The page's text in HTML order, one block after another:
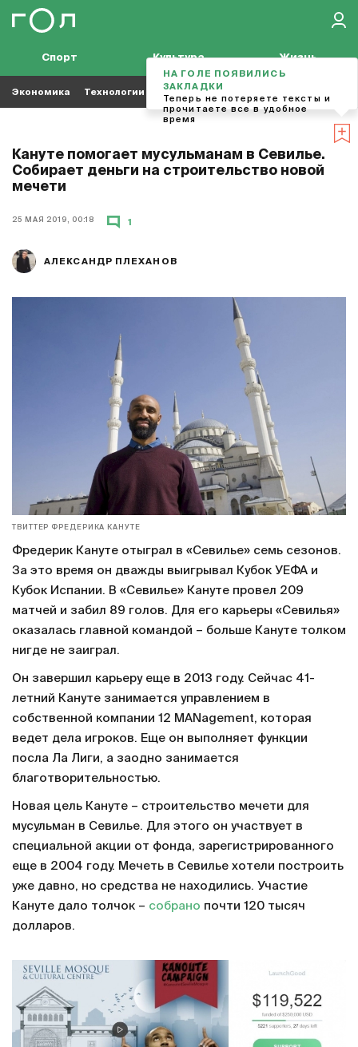
Спорт Культура Жизнь
Экономика Технологии Кино Футбол
Кануте помогает мусульманам в Севилье.
Собирает деньги на строительство новой
мечети
25 МАЯ 2019, 00:18
АЛЕКСАНДР ПЛЕХАНОВ
1
ТВИТТЕР ФРЕДЕРИКА КАНУТЕ
Фредерик Кануте отыграл в «Севилье» семь сезонов.
За это время он дважды выигрывал Кубок УЕФА и
Кубок Испании. В «Севилье» Кануте провел 209
матчей и забил 89 голов. Для его карьеры «Севилья»
оказалась главной командой – больше Кануте толком
нигде не заиграл.
Он завершил карьеру еще в 2013 году. Сейчас 41-
летний Кануте занимается управлением в
собственной компании 12 MANagement, которая
ведет дела игроков. Еще он выполняет функции
посла Ла Лиги, а заодно занимается
благотворительностью.
Новая цель Кануте – строительство мечети для
мусульман в Севилье. Для этого он участвует в
специальной акции от фонда, зарегистрированного
еще в 2004 году. Мечеть в Севилье хотели построить
уже давно, но средства не находились. Участие
Кануте дало толчок – собрано почти 120 тысяч
долларов.
НА ГОЛЕ ПОЯВИЛИСЬ
ЗАКЛАДКИ
Теперь не потеряете тексты и
прочитаете все в удобное
время